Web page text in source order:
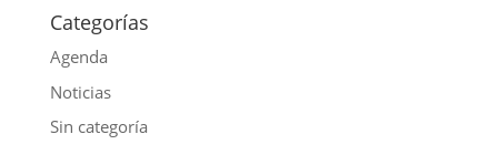
k
r
d
I
n
lCategorías
Agenda
Noticias
Sin categoría